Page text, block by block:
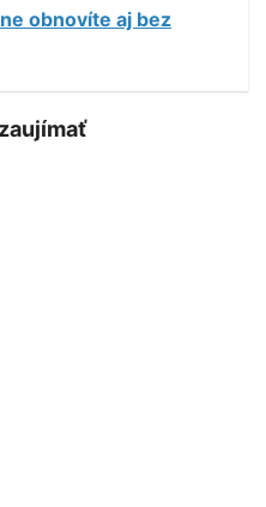
obnovíte aj bez